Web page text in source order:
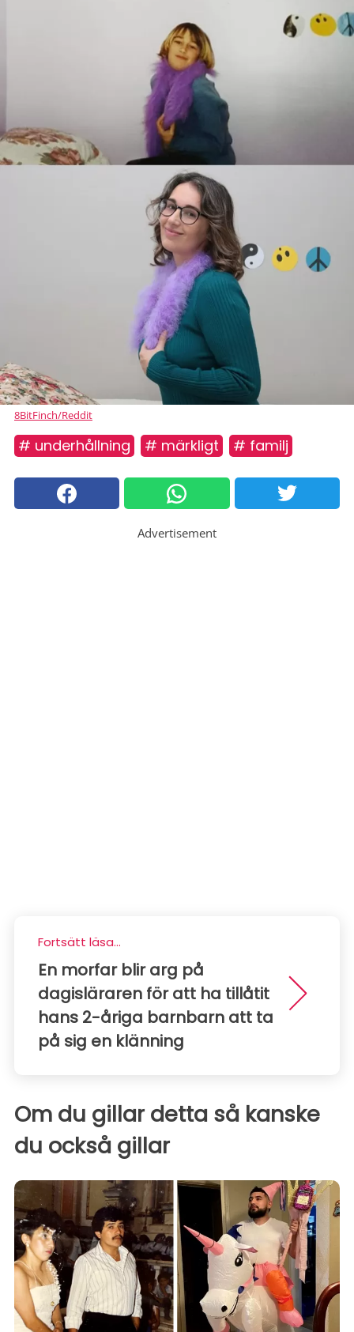
8BitFinch/Reddit
# underhållning # märkligt # familj
Advertisement
Fortsätt läsa...
En morfar blir arg på
dagisläraren för att ha tillåtit
hans 2-åriga barnbarn att ta
på sig en klänning
Om du gillar detta så kanske
du också gillar